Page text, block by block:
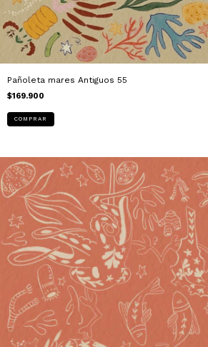
Pañoleta mares Antiguos 55
$169.900